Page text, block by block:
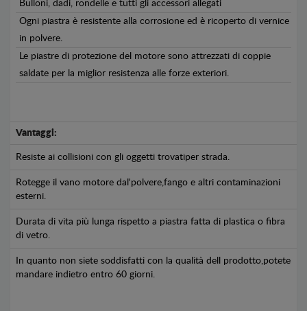
Bulloni, dadi, rondelle e tutti gli accessori allegati
Ogni piastra è resistente alla corrosione ed è ricoperto di vernice
in polvere.
Le piastre di protezione del motore sono attrezzati di coppie
saldate per la miglior resistenza alle forze exteriori.
Vantaggi:
Resiste ai collisioni con gli oggetti trovatiper strada.
Rotegge il vano motore dal'polvere,fango e altri contaminazioni
esterni.
Durata di vita più lunga rispetto a piastra fatta di plastica o fibra
di vetro.
In quanto non siete soddisfatti con la qualità dell prodotto,potete
mandare indietro entro 60 giorni.